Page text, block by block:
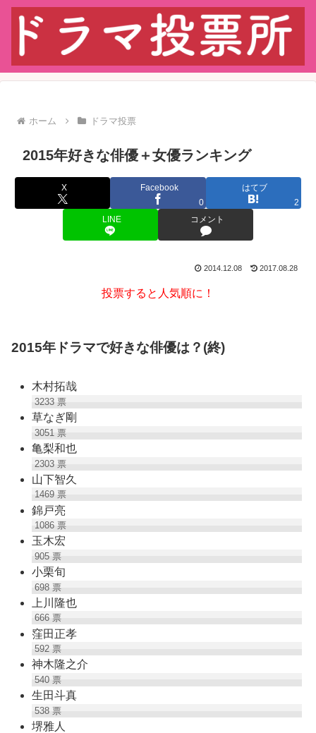
ホーム ドラマ投票
2015年好きな俳優＋女優ランキング
X
Facebook
0
はてブ
2
LINE
コメント
2014.12.08 2017.08.28
投票すると人気順に！
2015年ドラマで好きな俳優は？(終)
木村拓哉
3233票
草なぎ剛
3051票
亀梨和也
2303票
山下智久
1469票
錦戸亮
1086票
玉木宏
905票
小栗旬
698票
上川隆也
666票
窪田正孝
592票
神木隆之介
540票
生田斗真
538票
堺雅人